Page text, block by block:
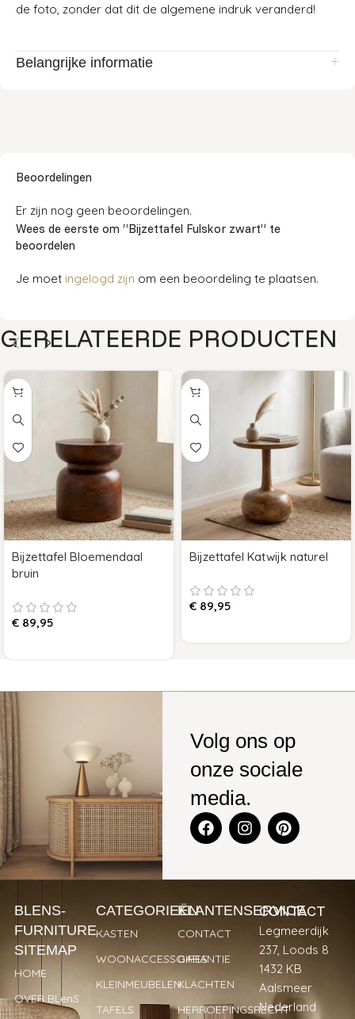
de foto, zonder dat dit de algemene indruk veranderd!
Belangrijke informatie
Beoordelingen
Er zijn nog geen beoordelingen.
Wees de eerste om “Bijzettafel Fulskor zwart” te
beoordelen
Je moet ingelogd zijn om een beoordeling te plaatsen.
GERELATEERDE PRODUCTEN
Bijzettafel Bloemendaal
bruin
€ 89,95
Bijzettafel Katwijk naturel
€ 89,95
Volg ons op
onze sociale
media.
BLENS-
FURNITURE
SITEMAP
HOME
OVER BLenS
CATEGORIEËN
KASTEN
WOONACCESSOIRES
KLEINMEUBELEN
TAFELS
KLANTENSERVICE
CONTACT
GARANTIE
KLACHTEN
HERROEPINGSRECHT
CONTACT
Legmeerdijk
237, Loods 8
1432 KB
Aalsmeer
Nederland